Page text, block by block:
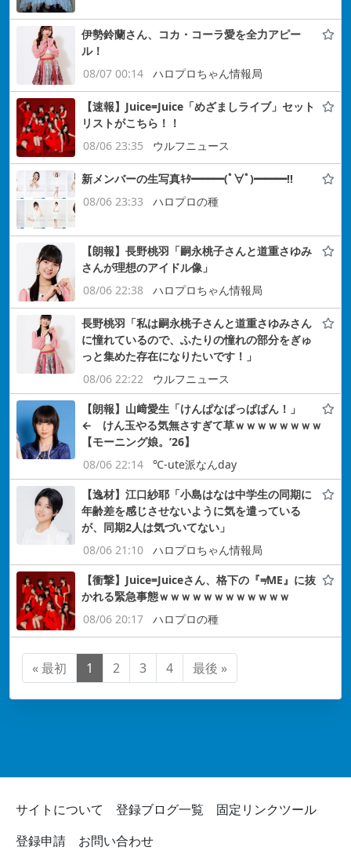
伊勢鈴蘭さん、コカ・コーラ愛を全力アピー
ル！
08/07 00:14
ハロプロちゃん情報局
【速報】Juice=Juice「めざましライブ」セット
リストがこちら！！
08/06 23:35
ウルフニュース
新メンバーの生写真ｷﾀ━━━(ﾟ∀ﾟ)━━━!!
08/06 23:33
ハロプロの種
【朗報】長野桃羽「嗣永桃子さんと道重さゆみ
さんが理想のアイドル像」
08/06 22:38
ハロプロちゃん情報局
長野桃羽「私は嗣永桃子さんと道重さゆみさん
に憧れているので、ふたりの憧れの部分をぎゅ
っと集めた存在になりたいです！」
08/06 22:22
ウルフニュース
【朗報】山﨑愛生「けんぱなぱっぱぱん！」
← けん玉やる気無さすぎて草ｗｗｗｗｗｗｗｗ
【モーニング娘。’26】
08/06 22:14
℃-ute派なんday
【逸材】江口紗耶「小島はなは中学生の同期に
年齢差を感じさせないように気を遣っている
が、同期2人は気づいてない」
08/06 21:10
ハロプロちゃん情報局
【衝撃】Juice=Juiceさん、格下の『≠ME』に抜
かれる緊急事態ｗｗｗｗｗｗｗｗｗｗｗｗ
08/06 20:17
ハロプロの種
« 最初 1 2 3 4 最後 »
サイトについて 登録ブログ一覧
固定リンクツール
登録申請
お問い合わせ